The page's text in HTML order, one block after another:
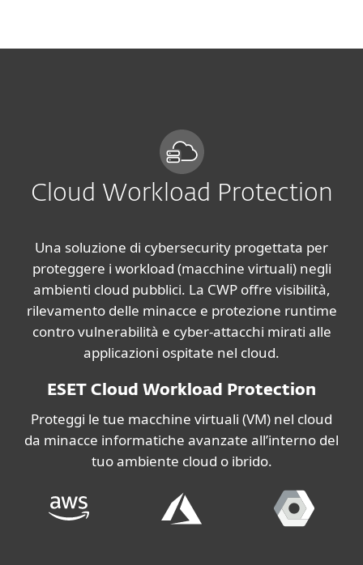
Cloud Workload Protection
Una soluzione di cybersecurity progettata per
proteggere i workload (macchine virtuali) negli
ambienti cloud pubblici. La CWP offre visibilità,
rilevamento delle minacce e protezione runtime
contro vulnerabilità e cyber‑attacchi mirati alle
applicazioni ospitate nel cloud.
ESET Cloud Workload Protection
Proteggi le tue macchine virtuali (VM) nel cloud
da minacce informatiche avanzate all’interno del
tuo ambiente cloud o ibrido.